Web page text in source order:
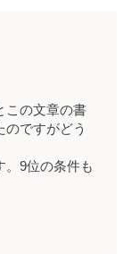
この文章の書
のですがどう
。9位の条件も